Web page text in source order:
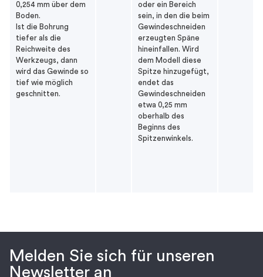
0,254 mm über dem
Boden.
Ist die Bohrung
tiefer als die
Reichweite des
Werkzeugs, dann
wird das Gewinde so
tief wie möglich
geschnitten.
oder ein Bereich
sein, in den die beim
Gewindeschneiden
erzeugten Späne
hineinfallen. Wird
dem Modell diese
Spitze hinzugefügt,
endet das
Gewindeschneiden
etwa 0,25 mm
oberhalb des
Beginns des
Spitzenwinkels.
Melden Sie sich für unseren
Newsletter an